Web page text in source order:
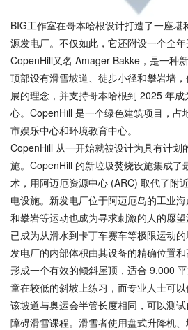
BIG工作室在哥本哈根设计打造了一座
源发电厂。不仅如此，它还附设一个全年
CopenHill又名 Amager Bakke，是一种
顶部设有滑雪坡道、徒步小径和攀岩墙
展的理念，并支持哥本哈根到 2025 年
心。CopenHill 是一个绿色建筑项目，占
市娱乐中心和环境教育中心。
CopenHill 从一开始就被设计为具有计划
施。CopenHill 的新垃圾焚烧设施集成了
术，用阿迈厄资源中心 (ARC) 取代了附
电设施。新发电厂位于阿迈厄岛的工业
和攀岩等运动也成为寻求刺激的人的愿
已成为从滑水到卡丁车赛车等极限运动的
发电厂的内部体积由其设备的精确位置
形成一个有效的倾斜屋顶，适合 9,000
童在较低的斜坡上练习，而专业人士可
该坡道与奥运会半管长度相同，可以测
障碍滑雪课程。滑雪者使用盘式升降机